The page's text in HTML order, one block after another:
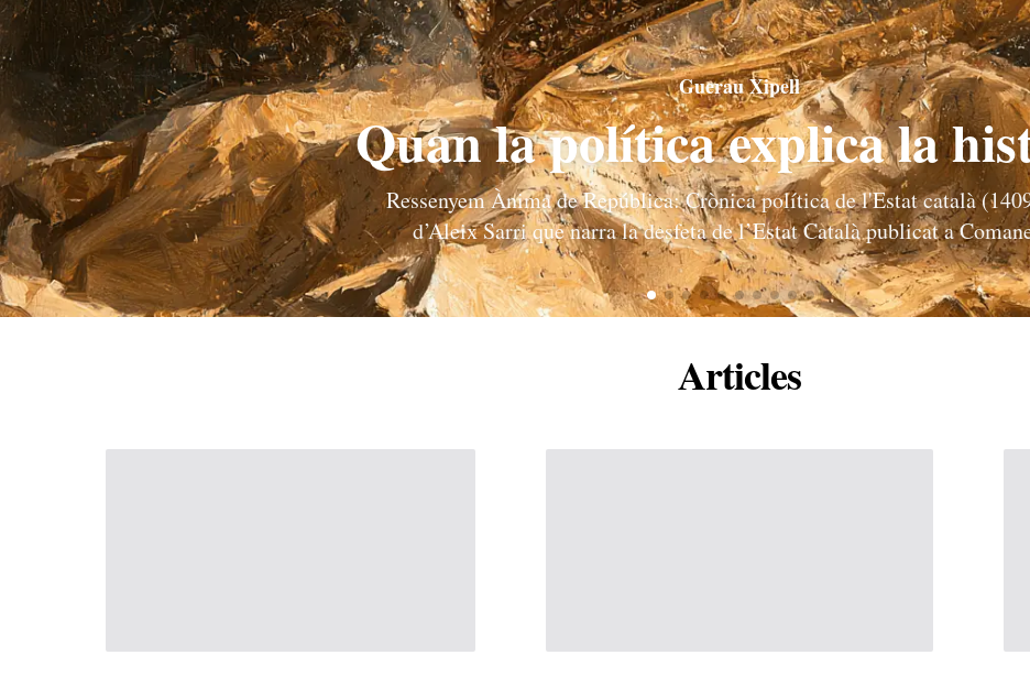
Guerau Xipell
Quan la política explica la
Ressenyem Ànima de República: Crònica política de l'Estat català
d’Aleix Sarri que narra la desfeta de l’Estat Català publicat a
Articles